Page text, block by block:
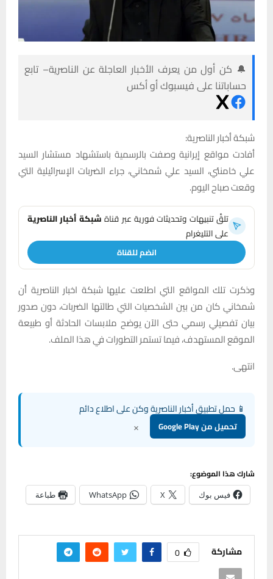
🔔 كن أول من يعرف الأخبار العاجلة عن الناصرية– تابع
حساباتنا على فيسبوك أو أكس
شبكة أخبار الناصرية:
أفادت مواقع إيرانية وصفت بالرسمية باستشهاد مستشار السيد
علي خامنئي، السيد علي شمخاني، جراء الضربات الإسرائيلية التي
وقعت صباح اليوم.
تلقَّ تنبيهات وتحديثات فورية عبر قناةشبكة أخبار الناصرية
على التليغرام
انضم للقناة
وذكرت تلك المواقع التي اطلعت عليها شبكة اخبار الناصرية أن
شمخاني كان من بين الشخصيات التي طالتها الضربات، دون صدور
بيان تفصيلي رسمي حتى الآن يوضح ملابسات الحادثة أو طبيعة
الموقع المستهدف، فيما تستمر التطورات في هذا الملف.
انتهى.
📱 حمل تطبيق أخبار الناصرية وكن على اطلاع دائم
تحميل من Google Play ×
شارك هذا الموضوع:
فيس بوك X
WhatsApp طباعة
مشاركة 0